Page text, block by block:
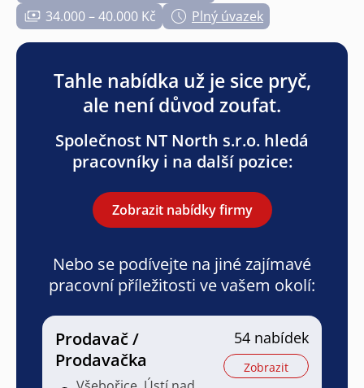
34.000 – 40.000 Kč
Plný úvazek
Tahle nabídka už je sice pryč,
ale není důvod zoufat.
Společnost NT North s.r.o. hledá
pracovníky i na další pozice:
Zobrazit nabídky firmy
Nebo se podívejte na jiné zajímavé
pracovní příležitosti ve vašem okolí:
Prodavač /
Prodavačka
54 nabídek
Zobrazit